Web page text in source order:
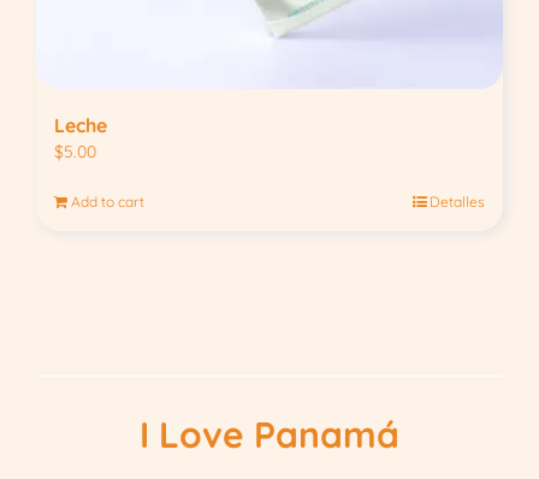
Leche
$5.00
Add to cart Detalles
I Love Panamá